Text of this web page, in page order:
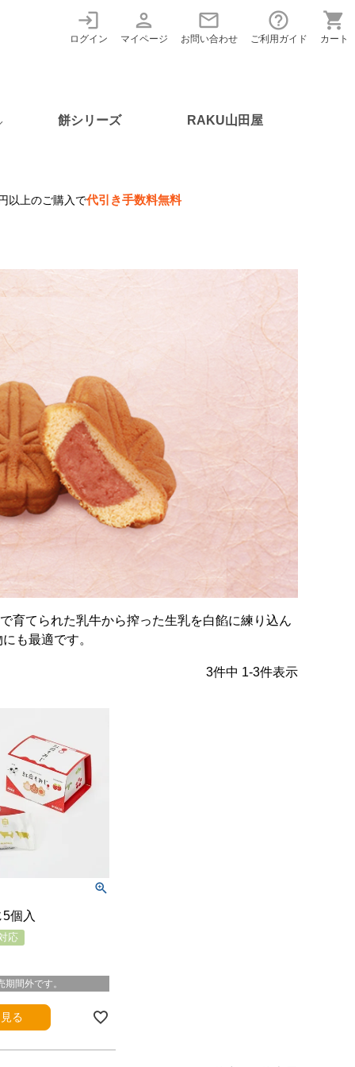
login
ログイン
person
マイページ
mail
お問い合わせ
help_outline
ご利用ガイド
shopping_cart
カート
餅シリーズ RAKU山田屋
以上のご購入で代引き手数料無料
育てられた乳牛から搾った生乳を白餡に練り込ん
も最適です。
3件中 1-3件表示
個入
応
期間外です。
る